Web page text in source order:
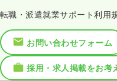
転職・派遣就業サポート利用
お問い合わせフォーム
採用・求人掲載をお考